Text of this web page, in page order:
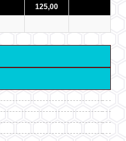
125,00